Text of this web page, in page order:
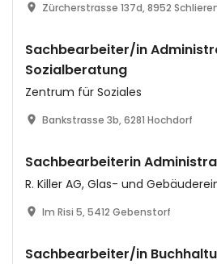
Zürcherstrasse 137d, 8952
Sachbearbeiter/in
Sozialberatung
Zentrum für Soziales
Bankstrasse 3b, 6281 Hochdorf
Sachbearbeiterin
R. Killer AG, Glas- und
Im Risi 5, 5412 Gebenstorf
Sachbearbeiter/in